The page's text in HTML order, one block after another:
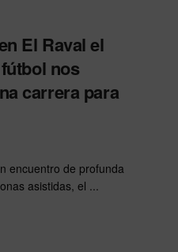
El Raval el
nos
carrera para
encuentro de profunda
asistidas, el ...